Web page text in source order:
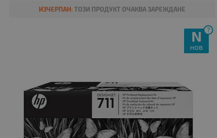
ИЗЧЕРПАН:ТОЗИ ПРОДУКТ ОЧАКВА ЗАРЕЖДАНЕ
?
N
нов